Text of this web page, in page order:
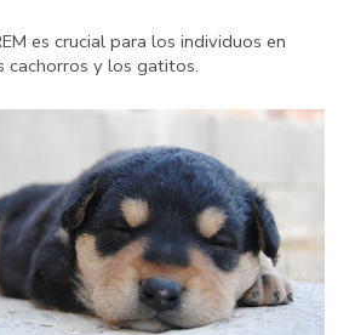
es crucial para los individuos en
cachorros y los gatitos.